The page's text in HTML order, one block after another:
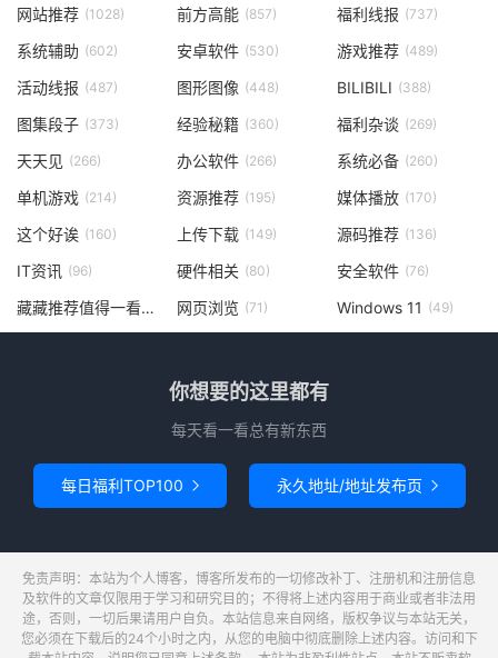
网站推荐 (1028) 前方高能 (857) 福利线报 (737)
系统辅助 (602) 安卓软件 (530) 游戏推荐 (489)
活动线报 (487) 图形图像 (448) BILIBILI (388)
图集段子 (373) 经验秘籍 (360) 福利杂谈 (269)
天天见 (266) 办公软件 (266) 系统必备 (260)
单机游戏 (214) 资源推荐 (195) 媒体播放 (170)
这个好诶 (160) 上传下载 (149) 源码推荐 (136)
IT资讯 (96) 硬件相关 (80) 安全软件 (76)
藏藏推荐值得一看(73) 网页浏览 (71) Windows 11 (49)
你想要的这里都有
每天看一看总有新东西
每日福利TOP100  永久地址/地址发布页 
免责声明：本站为个人博客，博客所发布的一切修改补丁、注册机和注册信息
及软件的文章仅限用于学习和研究目的；不得将上述内容用于商业或者非法用
途，否则，一切后果请用户自负。本站信息来自网络，版权争议与本站无关，
您必须在下载后的24个小时之内，从您的电脑中彻底删除上述内容。访问和下